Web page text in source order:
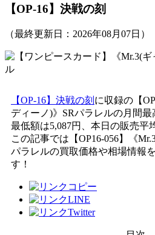
【OP-16】決戦の刻
（最終更新日： 2026年08月07日 ）
【OP-16】決戦の刻 に収録の【
ディーノ)》SRパラレルの月間最
最低額は5,087円、本日の販売平
この記事では【OP16-056】《
パラレルの買取価格や相場情報
す！